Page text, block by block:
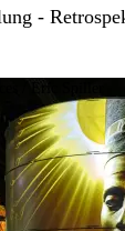
-
/ Eric Spiller